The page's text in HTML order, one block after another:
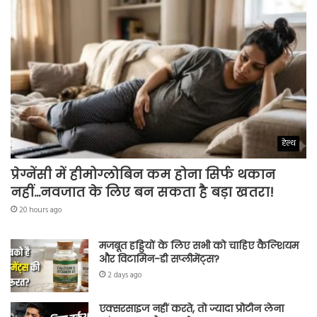
हेल्थ
प्रेग्नेंसी में हीमोग्लोबिन कम होना सिर्फ थकान
नहीं…नवजात के लिए बन सकता है बड़ा खतरा!
20 hours ago
मजबूत हड्डियों के लिए सभी को चाहिए कैल्शियम
और विटामिन-डी सप्लीमेंट्स?
2 days ago
एक्सरसाइज नहीं करते, तो ज्यादा प्रोटीन लेना